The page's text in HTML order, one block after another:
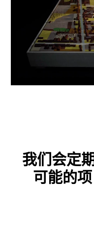
我们会定
可能的